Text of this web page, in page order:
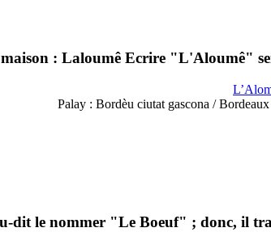
: Laloumê Ecrire "L'Aloumê"
Palay : Bordèu ciutat gascona /
dit le nommer "Le Boeuf" ; donc, il